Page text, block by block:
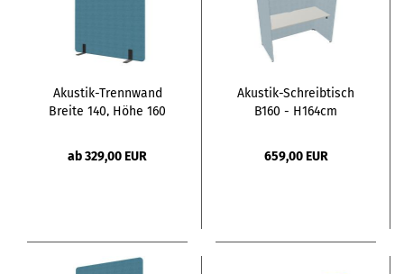
Akustik-Trennwand
Breite 140, Höhe 160
ab 329,00 EUR
Akustik-Schreibtisch
B160 - H164cm
659,00 EUR